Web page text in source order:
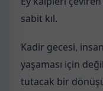
sabit kıl.
Kadir gecesi,
yaşaması için
tutacak bir